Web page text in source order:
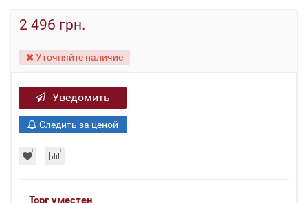
2 496 грн.
Уточняйте наличие
Уведомить
Следить за ценой
Торг уместен